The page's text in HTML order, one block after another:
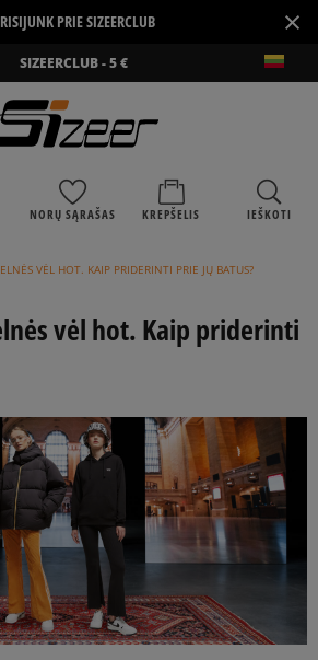
PRIE SIZEERCLUB ×
SIZEERCLUB - 5 €
NORŲ SĄRAŠAS KREPŠELIS IEŠKOTI
VĖL HOT. KAIP PRIDERINTI PRIE JŲ BATUS?
vėl hot. Kaip priderinti